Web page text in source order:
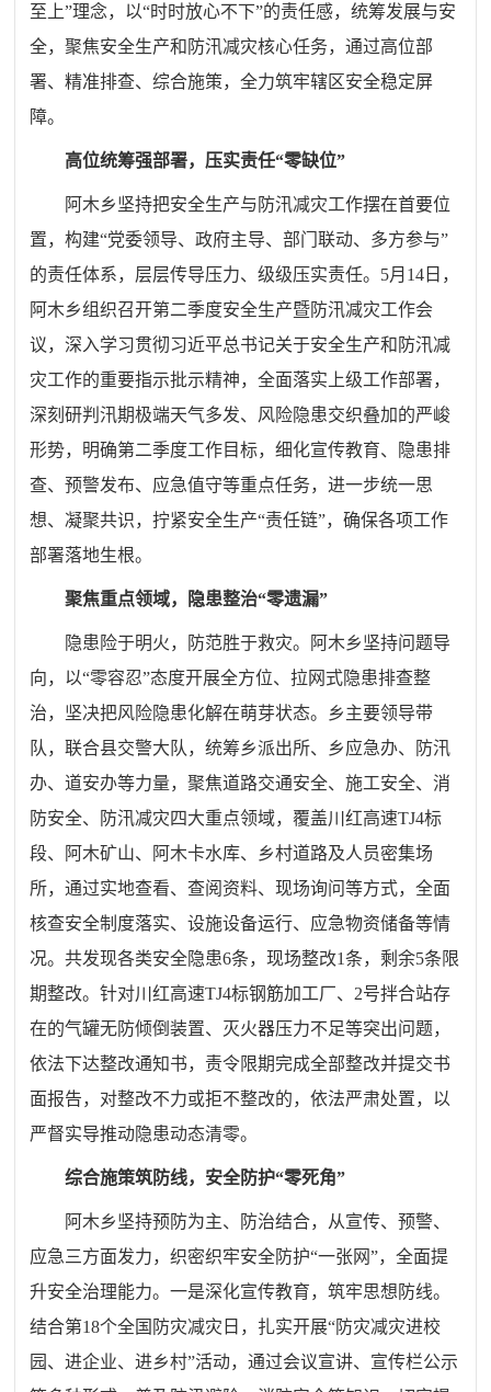
至上”理念，以“时时放心不下”的责任感，统筹发展与安
全，聚焦安全生产和防汛减灾核心任务，通过高位部
署、精准排查、综合施策，全力筑牢辖区安全稳定屏
障。
高位统筹强部署，压实责任“零缺位”
阿木乡坚持把安全生产与防汛减灾工作摆在首要位
置，构建“党委领导、政府主导、部门联动、多方参与”
的责任体系，层层传导压力、级级压实责任。5月14日，
阿木乡组织召开第二季度安全生产暨防汛减灾工作会
议，深入学习贯彻习近平总书记关于安全生产和防汛减
灾工作的重要指示批示精神，全面落实上级工作部署，
深刻研判汛期极端天气多发、风险隐患交织叠加的严峻
形势，明确第二季度工作目标，细化宣传教育、隐患排
查、预警发布、应急值守等重点任务，进一步统一思
想、凝聚共识，拧紧安全生产“责任链”，确保各项工作
部署落地生根。
聚焦重点领域，隐患整治“零遗漏”
隐患险于明火，防范胜于救灾。阿木乡坚持问题导
向，以“零容忍”态度开展全方位、拉网式隐患排查整
治，坚决把风险隐患化解在萌芽状态。乡主要领导带
队，联合县交警大队，统筹乡派出所、乡应急办、防汛
办、道安办等力量，聚焦道路交通安全、施工安全、消
防安全、防汛减灾四大重点领域，覆盖川红高速TJ4标
段、阿木矿山、阿木卡水库、乡村道路及人员密集场
所，通过实地查看、查阅资料、现场询问等方式，全面
核查安全制度落实、设施设备运行、应急物资储备等情
况。共发现各类安全隐患6条，现场整改1条，剩余5条限
期整改。针对川红高速TJ4标钢筋加工厂、2号拌合站存
在的气罐无防倾倒装置、灭火器压力不足等突出问题，
依法下达整改通知书，责令限期完成全部整改并提交书
面报告，对整改不力或拒不整改的，依法严肃处置，以
严督实导推动隐患动态清零。
综合施策筑防线，安全防护“零死角”
阿木乡坚持预防为主、防治结合，从宣传、预警、
应急三方面发力，织密织牢安全防护“一张网”，全面提
升安全治理能力。一是深化宣传教育，筑牢思想防线。
结合第18个全国防灾减灾日，扎实开展“防灾减灾进校
园、进企业、进乡村”活动，通过会议宣讲、宣传栏公示